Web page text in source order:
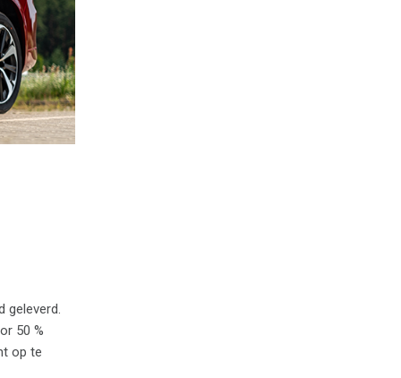
geleverd.
50 %
op te